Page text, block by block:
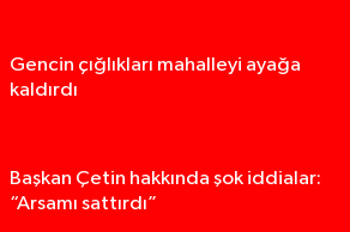
Gencin çığlıkları mahalleyi ayağa
kaldırdı
Başkan Çetin hakkında şok iddialar:
“Arsamı sattırdı”